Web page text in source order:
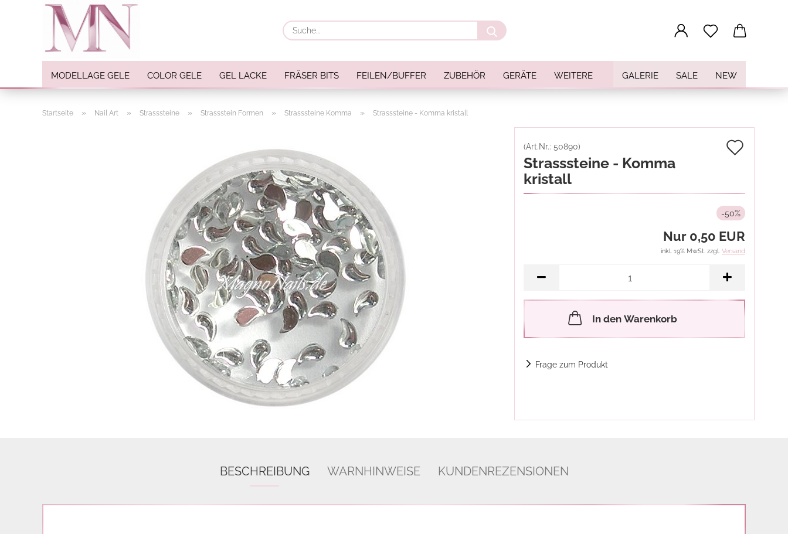
Suche...
MODELLAGE GELE COLOR GELE GEL LACKE FRÄSER BITS FEILEN/BUFFER ZUBEHÖR GERÄTE GALERIE SALE NEW
WEITERE
Nail Art Folien
Nail Stamping
Glitter
INK Colors
Nail Art Sets
Airbrush
3D Nail Formen
Feine Acrylfarbe / Aquarell
Nail Piercing
Startseite » Nail Art » Strasssteine » Strassstein Formen » Strasssteine Komma » Strasssteine - Komma kristall
(Art.Nr.: 50890)
Strasssteine - Komma
kristall
-50%
Nur 0,50 EUR
inkl. 19% MwSt. zzgl. Versand
In den Warenkorb
Frage zum Produkt
BESCHREIBUNG WARNHINWEISE KUNDENREZENSIONEN